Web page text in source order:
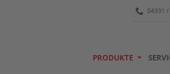
04331
PRODUKTE